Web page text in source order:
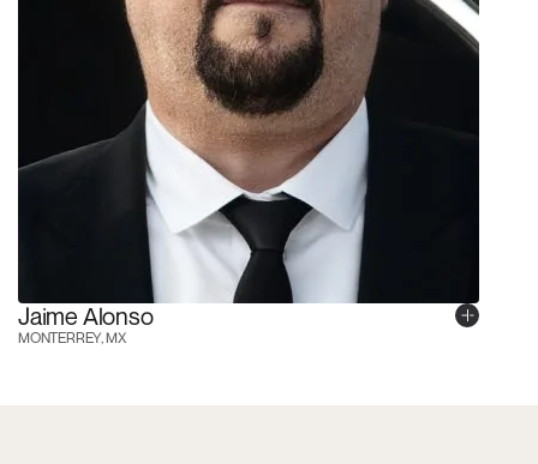
Jaime Alonso
MONTERREY, MX